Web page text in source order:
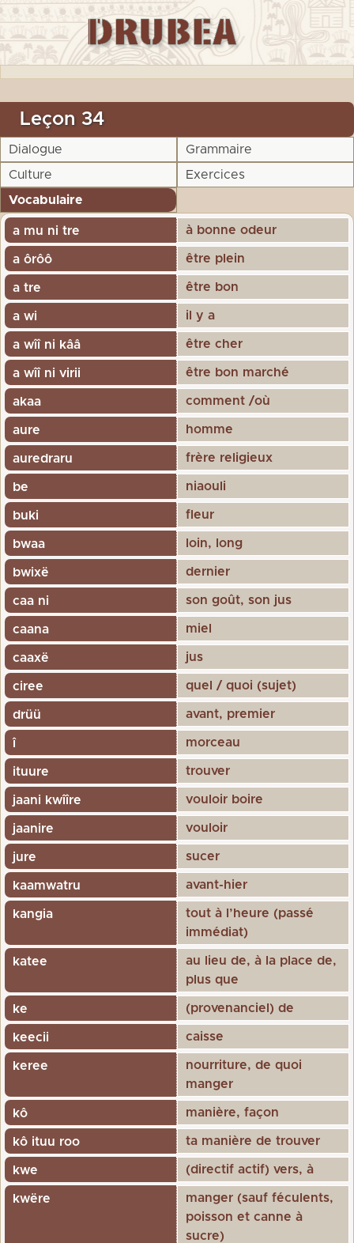
Leçon 34
Dialogue
Grammaire
Culture
Exercices
Vocabulaire
a mu ni tre à bonne odeur
a ôrôô être plein
a tre être bon
a wi il y a
a wîî ni kââ être cher
a wîî ni virii être bon marché
akaa comment /où
aure homme
auredraru frère religieux
be niaouli
buki fleur
bwaa loin, long
bwixë dernier
caa ni son goût, son jus
caana miel
caaxë jus
ciree quel / quoi (sujet)
drüü avant, premier
î morceau
ituure trouver
jaani kwîîre vouloir boire
jaanire vouloir
jure sucer
kaamwatru avant-hier
kangia
tout à l’heure (passé
immédiat)
katee
au lieu de, à la place de,
plus que
ke (provenanciel) de
keecii caisse
keree
nourriture, de quoi
manger
kô manière, façon
kô ituu roo ta manière de trouver
kwe (directif actif) vers, à
kwëre
manger (sauf féculents,
poisson et canne à
sucre)